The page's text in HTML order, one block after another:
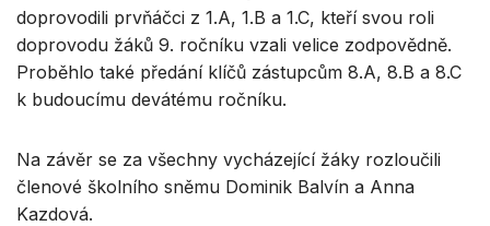
doprovodili prvňáčci z 1.A, 1.B a 1.C, kteří svou roli
doprovodu žáků 9. ročníku vzali velice zodpovědně.
Proběhlo také předání klíčů zástupcům 8.A, 8.B a 8.C
k budoucímu devátému ročníku.
Na závěr se za všechny vycházející žáky rozloučili
členové školního sněmu Dominik Balvín a Anna
Kazdová.